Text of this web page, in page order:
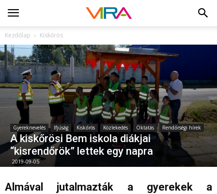
Kezdőlap Kiskőrös
Gyereknevelés Ifjúság Kiskőrös Közlekedés Oktatás Rendőrségi hírek
A kiskőrösi Bem iskola diákjai
“kisrendőrök” lettek egy napra
2019-09-05
Almával jutalmazták a gyerekek a